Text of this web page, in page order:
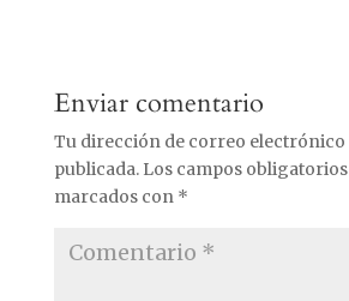
Enviar comentario
Tu dirección de correo electrónico
publicada. Los campos
marcados con *